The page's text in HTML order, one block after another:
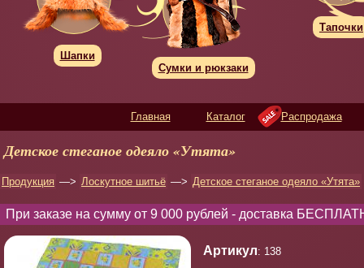
Шапки
Сумки и рюкзаки
Тапочки
Главная Каталог Распродажа
Детское стеганое одеяло «Утята»
Продукция —> Лоскутное шитьё —> Детское стеганое одеяло «Утята»
При заказе на сумму от 9 000 рублей - доставка
Артикул: 138